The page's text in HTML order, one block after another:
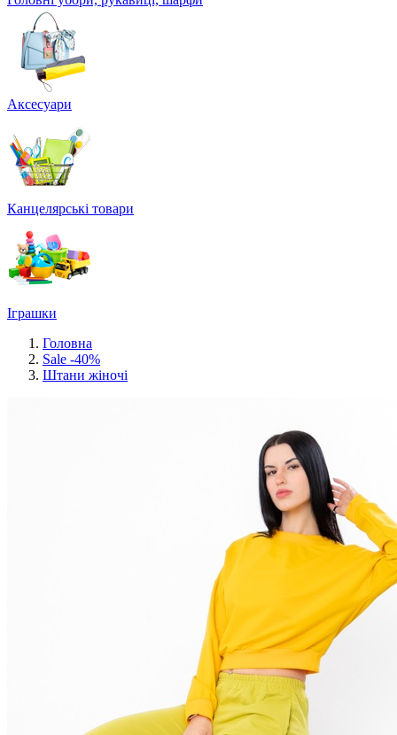
Аксесуари
Канцелярські товари
Іграшки
Головна
Sale -40%
Штани жіночі